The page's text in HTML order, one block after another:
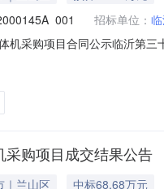
招标单位：
机采购项目合同公示临沂第
一体机采购项目五、合同主
购项目成交结果公告
｜兰山区
中标68.68万元